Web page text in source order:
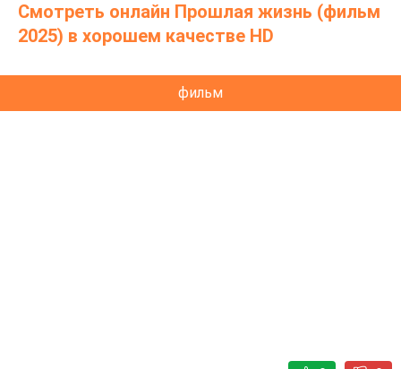
преследуют воспоминания серийного убийцы.
Смотреть онлайн Прошлая жизнь (фильм
2025) в хорошем качестве HD
фильм